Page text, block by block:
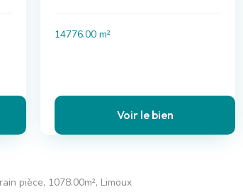
14776.00 m²
Voir le bien
pièce, 1078.00m², Limoux